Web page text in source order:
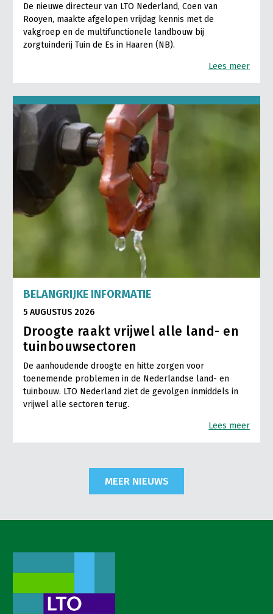
De nieuwe directeur van LTO Nederland, Coen van
Rooyen, maakte afgelopen vrijdag kennis met de
vakgroep en de multifunctionele landbouw bij
zorgtuinderij Tuin de Es in Haaren (NB).
Lees meer
BELANGRIJKE INFORMATIE
5 AUGUSTUS 2026
Droogte raakt vrijwel alle land- en
tuinbouwsectoren
De aanhoudende droogte en hitte zorgen voor
toenemende problemen in de Nederlandse land- en
tuinbouw. LTO Nederland ziet de gevolgen inmiddels in
vrijwel alle sectoren terug.
Lees meer
MEER NIEUWS